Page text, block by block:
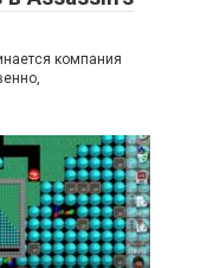
компания